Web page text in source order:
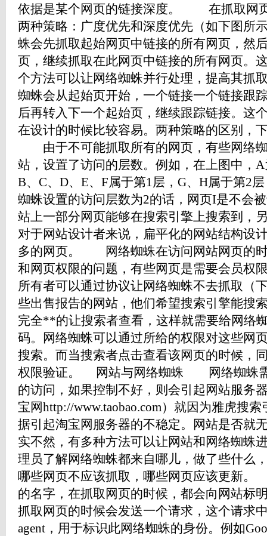
依据是某个网页的链接深度。 在抓取网
两种策略：广度优先和深度优先（如下图所
蛛会先抓取起始网页中链接的所有网页，然
页，继续抓取在此网页中链接的所有网页。
个方法可以让网络蜘蛛并行处理，提高其抓
蜘蛛会从起始页开始，一个链接一个链接跟
后再转入下一个起始页，继续跟踪链接。这
在设计的时候比较容易。两种策略的区别，
由于不可能抓取所有的网页，有些网络
站，设置了访问的层数。例如，在上图中，
B、C、D、E、F属于第1层，G、H属于第2
蜘蛛设置的访问层数为2的话，网页I是不会
站上一部分网页能够在搜索引擎上搜索到，
对于网站设计者来说，扁平化的网站结构设
多的网页。 网络蜘蛛在访问网站网页的时
和网页权限的问题，有些网页是需要会员权
所有者可以通过协议让网络蜘蛛不去抓取（
些出售报告的网站，他们希望搜索引擎能搜
完全**的让搜索者查看，这样就需要给网络
码。网络蜘蛛可以通过所给的权限对这些网
搜索。而当搜索者点击查看该网页的时候，
权限验证。 网站与网络蜘蛛 网络蜘蛛需
的访问，如果控制不好，则会引起网站服务
宝网http://www.taobao.com）就因为雅虎搜
据引起淘宝网服务器的不稳定。网站是否就
实不然，有多种方法可以让网站和网络蜘蛛
理员了解网络蜘蛛都来自哪儿，做了些什么
哪些网页不应该抓取，哪些网页应该更新
的名字，在抓取网页的时候，都会向网站标
抓取网页的时候会发送一个请求，这个请求
agent，用于标识此网络蜘蛛的身份。例如